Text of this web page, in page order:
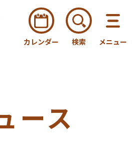
カレンダー 検索 メニュー
ース